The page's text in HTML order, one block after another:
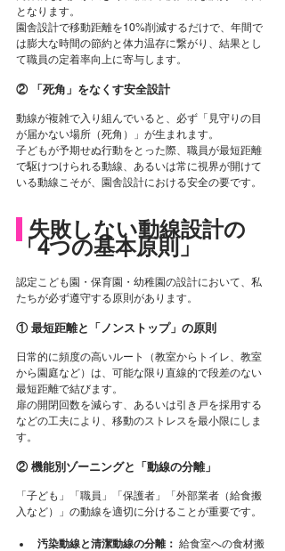
となります。
園舎設計で移動距離を10%削減するだけで、年間で
は膨大な時間の節約と体力温存に繋がり、結果とし
て職員の定着率向上に寄与します。
② 「死角」をなくす安全設計
動線が複雑で入り組んでいると、必ず「見守りの目
が届かない場所（死角）」が生まれます。
子どもが予期せぬ行動をとった際、職員が最短距離
で駆けつけられる動線、あるいは常に視界が開けて
いる動線こそが、園舎設計における安全の要です。
失敗しない動線設計の
「4つの基本原則」
認定こども園・保育園・幼稚園の設計において、私
たちが必ず遵守する原則があります。
① 最短距離と「ノンストップ」の原則
日常的に頻度の高いルート（教室からトイレ、教室
から園庭など）は、可能な限り直線的で段差のない
最短距離で結びます。
扉の開閉回数を減らす、あるいは引き戸を採用する
などの工夫により、移動のストレスを最小限にしま
す。
② 機能別ゾーニングと「動線の分離」
「子ども」「職員」「保護者」「外部業者（給食搬
入など）」の動線を適切に分けることが重要です。
汚染動線と清潔動線の分離： 給食室への食材搬